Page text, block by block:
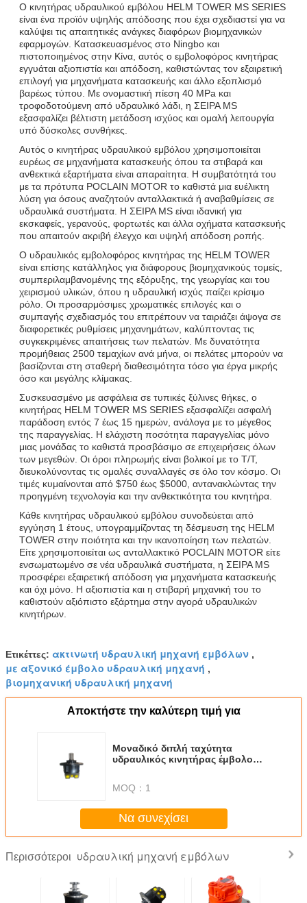
Ο κινητήρας υδραυλικού εμβόλου HELM TOWER MS SERIES
είναι ένα προϊόν υψηλής απόδοσης που έχει σχεδιαστεί για να
καλύψει τις απαιτητικές ανάγκες διαφόρων βιομηχανικών
εφαρμογών. Κατασκευασμένος στο Ningbo και
πιστοποιημένος στην Κίνα, αυτός ο εμβολοφόρος κινητήρας
εγγυάται αξιοπιστία και απόδοση, καθιστώντας τον εξαιρετική
επιλογή για μηχανήματα κατασκευής και άλλο εξοπλισμό
βαρέως τύπου. Με ονομαστική πίεση 40 MPa και
τροφοδοτούμενη από υδραυλικό λάδι, η ΣΕΙΡΑ MS
εξασφαλίζει βέλτιστη μετάδοση ισχύος και ομαλή λειτουργία
υπό δύσκολες συνθήκες.
Αυτός ο κινητήρας υδραυλικού εμβόλου χρησιμοποιείται
ευρέως σε μηχανήματα κατασκευής όπου τα στιβαρά και
ανθεκτικά εξαρτήματα είναι απαραίτητα. Η συμβατότητά του
με τα πρότυπα POCLAIN MOTOR το καθιστά μια ευέλικτη
λύση για όσους αναζητούν ανταλλακτικά ή αναβαθμίσεις σε
υδραυλικά συστήματα. Η ΣΕΙΡΑ MS είναι ιδανική για
εκσκαφείς, γερανούς, φορτωτές και άλλα οχήματα κατασκευής
που απαιτούν ακριβή έλεγχο και υψηλή απόδοση ροπής.
Ο υδραυλικός εμβολοφόρος κινητήρας της HELM TOWER
είναι επίσης κατάλληλος για διάφορους βιομηχανικούς τομείς,
συμπεριλαμβανομένης της εξόρυξης, της γεωργίας και του
χειρισμού υλικών, όπου η υδραυλική ισχύς παίζει κρίσιμο
ρόλο. Οι προσαρμόσιμες χρωματικές επιλογές και ο
συμπαγής σχεδιασμός του επιτρέπουν να ταιριάζει άψογα σε
διαφορετικές ρυθμίσεις μηχανημάτων, καλύπτοντας τις
συγκεκριμένες απαιτήσεις των πελατών. Με δυνατότητα
προμήθειας 2500 τεμαχίων ανά μήνα, οι πελάτες μπορούν να
βασίζονται στη σταθερή διαθεσιμότητα τόσο για έργα μικρής
όσο και μεγάλης κλίμακας.
Συσκευασμένο με ασφάλεια σε τυπικές ξύλινες θήκες, ο
κινητήρας HELM TOWER MS SERIES εξασφαλίζει ασφαλή
παράδοση εντός 7 έως 15 ημερών, ανάλογα με το μέγεθος
της παραγγελίας. Η ελάχιστη ποσότητα παραγγελίας μόνο
μιας μονάδας το καθιστά προσβάσιμο σε επιχειρήσεις όλων
των μεγεθών. Οι όροι πληρωμής είναι βολικοί με το T/T,
διευκολύνοντας τις ομαλές συναλλαγές σε όλο τον κόσμο. Οι
τιμές κυμαίνονται από $750 έως $5000, αντανακλώντας την
προηγμένη τεχνολογία και την ανθεκτικότητα του κινητήρα.
Κάθε κινητήρας υδραυλικού εμβόλου συνοδεύεται από
εγγύηση 1 έτους, υπογραμμίζοντας τη δέσμευση της HELM
TOWER στην ποιότητα και την ικανοποίηση των πελατών.
Είτε χρησιμοποιείται ως ανταλλακτικό POCLAIN MOTOR είτε
ενσωματωμένο σε νέα υδραυλικά συστήματα, η ΣΕΙΡΑ MS
προσφέρει εξαιρετική απόδοση για μηχανήματα κατασκευής
και όχι μόνο. Η αξιοπιστία και η στιβαρή μηχανική του το
καθιστούν αξιόπιστο εξάρτημα στην αγορά υδραυλικών
κινητήρων.
Ετικέττες: ακτινωτή υδραυλική μηχανή εμβόλων ,
με αξονικό έμβολο υδραυλική μηχανή ,
βιομηχανική υδραυλική μηχανή
Αποκτήστε την καλύτερη τιμή για
Μοναδικό διπλή ταχύτητα
υδραυλικός κινητήρας έμβολο
Υποστήριξη ποικίλες εφαρμογές
MOQ： 1
Να συνεχίσει
Περισσότεροι υδραυλική μηχανή εμβόλων